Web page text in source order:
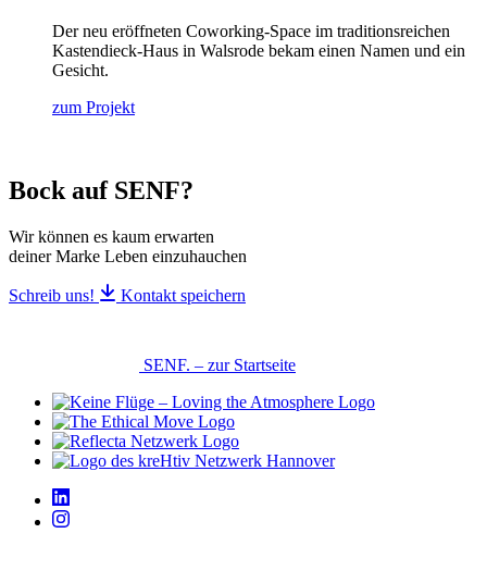
Der neu eröffneten Coworking-Space im traditionsreichen
Kastendieck-Haus in Walsrode bekam einen Namen und ein
Gesicht.
zum Projekt
Bock auf SENF?
Wir können es kaum erwarten
deiner Marke Leben einzuhauchen
Schreib uns! Kontakt speichern
SENF. – zur Startseite